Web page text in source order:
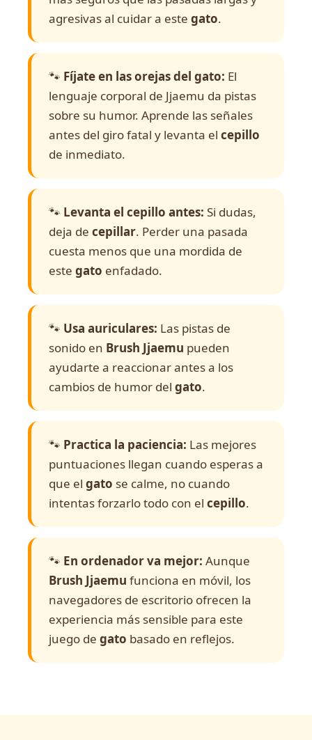
agresivas al cuidar a este gato.
🐾 Fíjate en las orejas del gato: El
lenguaje corporal de Jjaemu da pistas
sobre su humor. Aprende las señales
antes del giro fatal y levanta el cepillo
de inmediato.
🐾 Levanta el cepillo antes: Si dudas,
deja de cepillar. Perder una pasada
cuesta menos que una mordida de
este gato enfadado.
🐾 Usa auriculares: Las pistas de
sonido en Brush Jjaemu pueden
ayudarte a reaccionar antes a los
cambios de humor del gato.
🐾 Practica la paciencia: Las mejores
puntuaciones llegan cuando esperas a
que el gato se calme, no cuando
intentas forzarlo todo con el cepillo.
🐾 En ordenador va mejor: Aunque
Brush Jjaemu funciona en móvil, los
navegadores de escritorio ofrecen la
experiencia más sensible para este
juego de gato basado en reflejos.